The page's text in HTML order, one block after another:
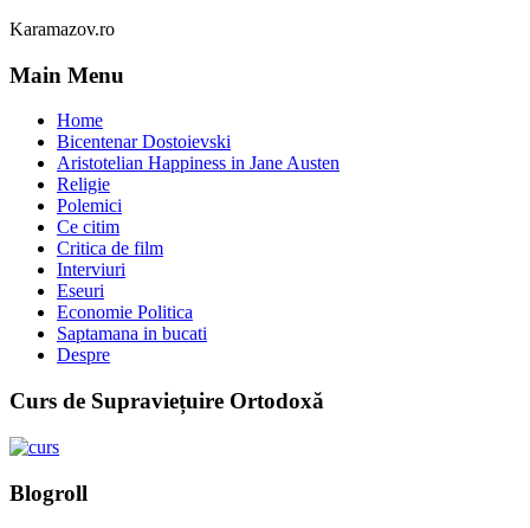
Karamazov.ro
Main Menu
Home
Bicentenar Dostoievski
Aristotelian Happiness in Jane Austen
Religie
Polemici
Ce citim
Critica de film
Interviuri
Eseuri
Economie Politica
Saptamana in bucati
Despre
Curs de Supraviețuire Ortodoxă
Blogroll